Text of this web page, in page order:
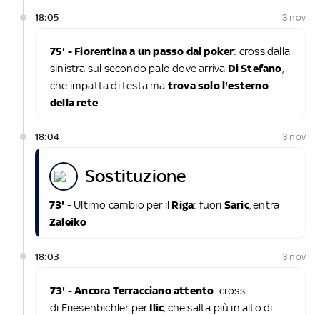
18:05 3 nov
75' - Fiorentina a un passo dal poker: cross dalla
sinistra sul secondo palo dove arriva Di Stefano
che impatta di testa ma trova solo l'esterno
della rete
18:04 3 nov
sostituzione
73' - Ultimo cambio per il Riga: fuori Saric, entra
Zaleiko
18:03 3 nov
73' - Ancora Terracciano attento: cross
di Friesenbichler perIlic , che salta più in alto di